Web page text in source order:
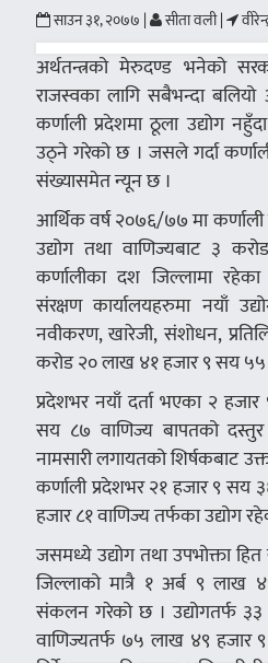
साउन ३१, २०७७ | सीता वली |
अर्थतन्त्रको मेरुदण्ड भनेको
राजस्वका लागि सबैभन्दा
कर्णाली प्रदेशमा ठूला उद्योग
उठ्ने गरेको छ । जसले गर्दा
संख्यासमेत न्यून छ ।
आर्थिक वर्ष २०७६/७७ मा
उद्योग तथा वाणिज्यबाट ३
कर्णालीका दश जिल्लामा रहेका
संरक्षण कार्यालयहरुमा नयाँ
नवीकरण, खारेजी, संशोधन,
करोड २० लाख ४१ हजार ९ सय ५५
प्रदेशभर नयाँ दर्ता भएका २
सय ८७ वाणिज्य बापतको दस्तुर
नामसारी लगायतको शिर्षकबाट
कर्णाली प्रदेशभर २१ हजार ९ सय
हजार ८१ वाणिज्य तर्फका उद्योग
जसमध्ये उद्योग तथा उपभोक्ता
जिल्लाको मात्रै १ अर्ब ९
संकलन गरेको छ । उद्योगतर्फ
वाणिज्यतर्फ ७५ लाख ४९